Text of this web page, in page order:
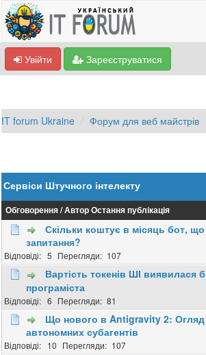
Увійти Зареєструватися
IT forum Ukraine Форум для веб майстрів
Сервіси Штучного інтелекту
Обговорення/АвторОстання публікація
Скільки коштує в місяць бот, що
запитання?
5 107
Вартість токенів ШІ
програміста
6 81
Що нового в Antigravity 2: Огляд
автономних субагентів
10 107